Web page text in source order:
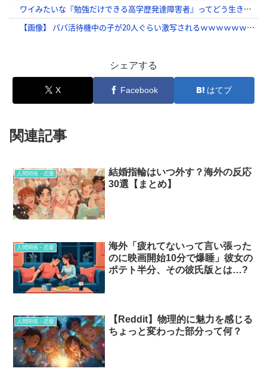
シェアする
X Facebook はてブ
関連記事
人間関係・恋愛
結婚指輪はいつ外す？海外の反応
30選【まとめ】
人間関係・恋愛
海外「疲れてないって言い張った
のに映画開始10分で爆睡」彼女の
ポテト半分、その彼氏版とは…?
人間関係・恋愛
【Reddit】物理的に魅力を感じる
ちょっと変わった部分って何？